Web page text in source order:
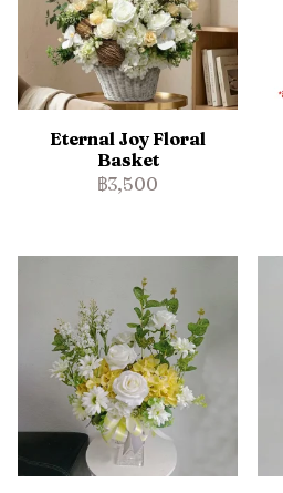
Eternal Joy Floral
Basket
฿3,500